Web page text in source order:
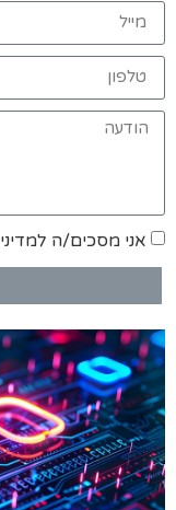
אני מסכים/ה